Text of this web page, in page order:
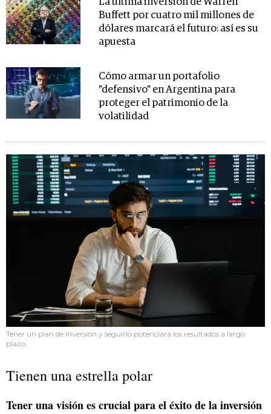
Buffett por cuatro mil millones de
dólares marcará el futuro: así es su
apuesta
Cómo armar un portafolio
"defensivo" en Argentina para
proteger el patrimonio de la
volatilidad
Tener un plan de inversión y seguirlo potenciará los resultados a largo
plazo.
Tienen una estrella polar
Tener una visión es crucial para el éxito de la inversión